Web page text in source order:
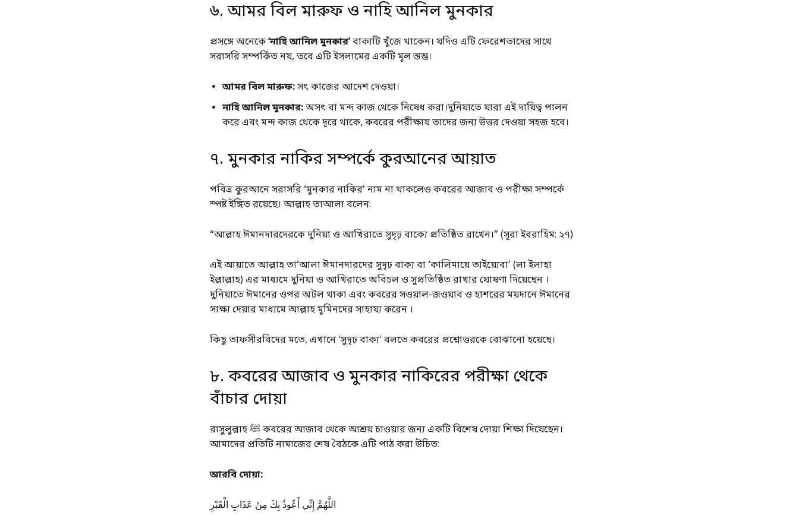
৬. আমর বিল মারুফ ও নাহি আনিল মুনকার
প্রসঙ্গে অনেকে‘নাহি আনিল মুনকার’বাক্যটি খুঁজে থাকেন। যদিও এটি ফেরেশতাদের সাথে
সরাসরি সম্পর্কিত নয়, তবে এটি ইসলামের একটি মূল স্তম্ভ।
আমর বিল মারুফ:সৎ কাজের আদেশ দেওয়া।
নাহি আনিল মুনকার:অসৎ বা মন্দ কাজ থেকে নিষেধ করা।দুনিয়াতে যারা এই দায়িত্ব পালন
করে এবং মন্দ কাজ থেকে দূরে থাকে, কবরের পরীক্ষায় তাদের জন্য উত্তর দেওয়া সহজ হবে।
৭. মুনকার নাকির সম্পর্কে কুরআনের আয়াত
পবিত্র কুরআনে সরাসরি ‘মুনকার নাকির’ নাম না থাকলেও কবরের আজাব ও পরীক্ষা সম্পর্কে
স্পষ্ট ইঙ্গিত রয়েছে। আল্লাহ তাআলা বলেন:
“আল্লাহ ঈমানদারদেরকে দুনিয়া ও আখিরাতে সুদৃঢ় বাক্যে প্রতিষ্ঠিত রাখেন।” (সূরা ইবরাহিম: ২৭)
এই আয়াতে আল্লাহ তা’আলা ঈমানদারদের সুদৃঢ় বাক্য বা ‘কালিমায়ে তাইয়্যেবা’ (লা ইলাহা
ইল্লাল্লাহ) এর মাধ্যমে দুনিয়া ও আখিরাতে অবিচল ও সুপ্রতিষ্ঠিত রাখার ঘোষণা দিয়েছেন ।
দুনিয়াতে ঈমানের ওপর অটল থাকা এবং কবরের সওয়াল-জওয়াব ও হাশরের ময়দানে ঈমানের
সাক্ষ্য দেয়ার মাধ্যমে আল্লাহ মুমিনদের সাহায্য করেন ।
কিছু তাফসীরবিদের মতে, এখানে ‘সুদৃঢ় বাক্য’ বলতে কবরের প্রশ্নোত্তরকে বোঝানো হয়েছে।
৮. কবরের আজাব ও মুনকার নাকিরের পরীক্ষা থেকে
বাঁচার দোয়া
রাসুলুল্লাহ ﷺ কবরের আজাব থেকে আশ্রয় চাওয়ার জন্য একটি বিশেষ দোয়া শিক্ষা দিয়েছেন।
আমাদের প্রতিটি নামাজের শেষ বৈঠকে এটি পাঠ করা উচিত:
আরবি দোয়া:
اللَّهُمَّ إِنِّي أَعُوذُ بِكَ مِنْ عَذَابِ الْقَبْرِ